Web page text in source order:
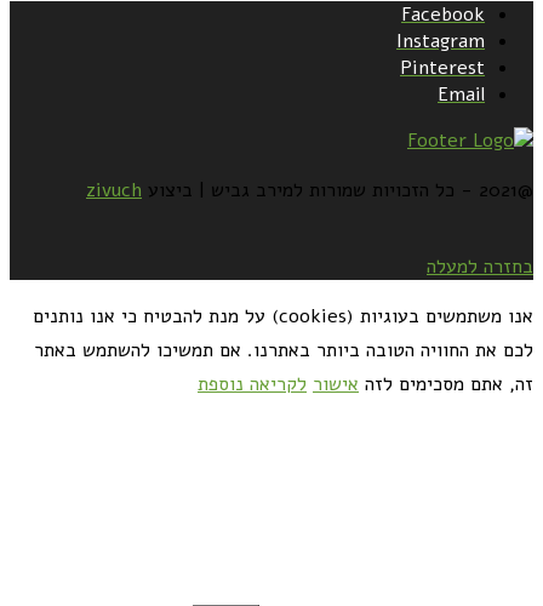
Facebook
Instagram
Pinterest
Email
@2021 - כל הזכויות שמורות למירב גביש | ביצוע zivuch
בחזרה למעלה
אנו משתמשים בעוגיות (cookies) על מנת להבטיח כי אנו נותנים
לכם את החוויה הטובה ביותר באתרנו. אם תמשיכו להשתמש באתר
זה, אתם מסכימים לזה אישור לקריאה נוספת